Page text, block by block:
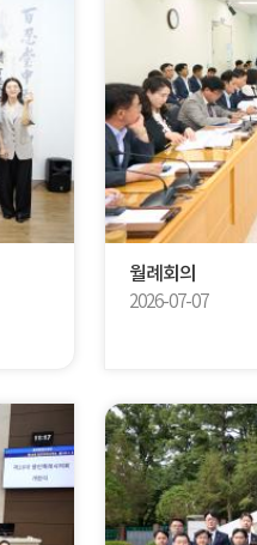
월례회의
2026-07-07